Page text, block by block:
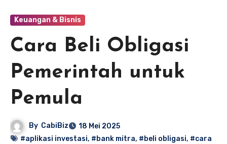
Keuangan & Bisnis
Cara Beli Obligasi
Pemerintah untuk
Pemula
By CabiBiz
18 Mei 2025
#aplikasi investasi, #bank mitra, #beli obligasi, #cara